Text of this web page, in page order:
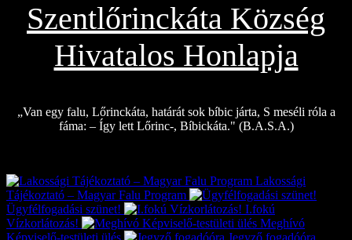
Szentlőrinckáta Község
Hivatalos Honlapja
„Van egy falu, Lőrinckáta, határát sok bíbic járta, S meséli róla a
fáma: – Így lett Lőrinc-, Bíbickáta." (B.A.S.A.)
Lakossági
Tájékoztató – Magyar Falu Program
Ügyfélfogadási szünet!
I.fokú
Vízkorlátozás!
Meghívó
Képviselő-testületi ülés
Jegyző fogadóóra